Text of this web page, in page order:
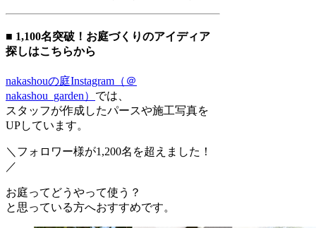
■ 1,100名突破！お庭づくりのアイディア
探しはこちらから
nakashouの庭Instagram（＠
nakashou_garden） では、
スタッフが作成したパースや施工写真を
UPしています。
＼フォロワー様が1,200名を超えました！
／
お庭ってどうやって使う？
と思っている方へおすすめです。